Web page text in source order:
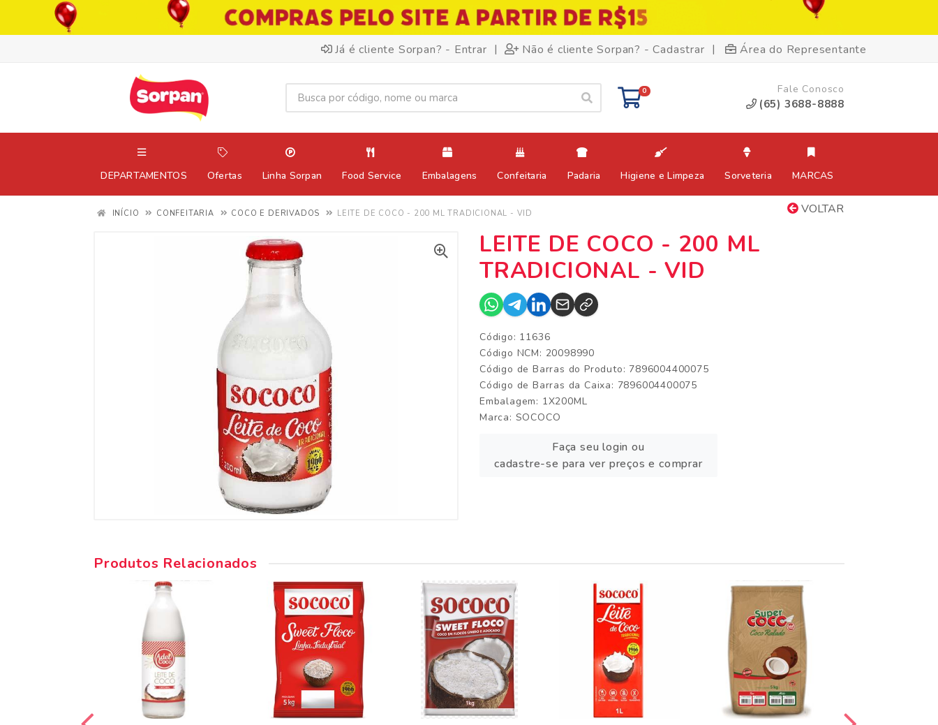
Já é cliente Sorpan? - Entrar | Não é cliente Sorpan? - Cadastrar | Área do Representante
0 Fale Conosco
(65) 3688-8888
DEPARTAMENTOS Ofertas Linha Sorpan Food Service Embalagens Confeitaria Padaria Higiene e Limpeza Sorveteria MARCAS
VOLTAR
INÍCIO CONFEITARIA COCO E DERIVADOS LEITE DE COCO - 200 ML TRADICIONAL - VID
LEITE DE COCO - 200 ML
TRADICIONAL - VID
Código: 11636
Código NCM: 20098990
Código de Barras do Produto: 7896004400075
Código de Barras da Caixa: 7896004400075
Embalagem: 1X200ML
Marca: SOCOCO
Faça seu login ou
cadastre-se para ver preços e comprar
Produtos Relacionados